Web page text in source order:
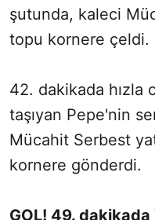
şutunda, kaleci
topu kornere çeldi.
42. dakikada hızla
taşıyan Pepe'nin
Mücahit Serbest
kornere gönderdi.
GOL! 49. dakikada